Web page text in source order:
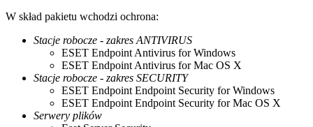
W skład pakietu wchodzi ochrona:
Stacje robocze - zakres ANTIVIRUS
ESET Endpoint Antivirus for Windows
ESET Endpoint Antivirus for Mac OS X
Stacje robocze - zakres SECURITY
ESET Endpoint Endpoint Security for Windows
ESET Endpoint Endpoint Security for Mac OS X
Serwery plików